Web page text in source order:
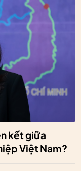
kết giữa
Việt Nam?